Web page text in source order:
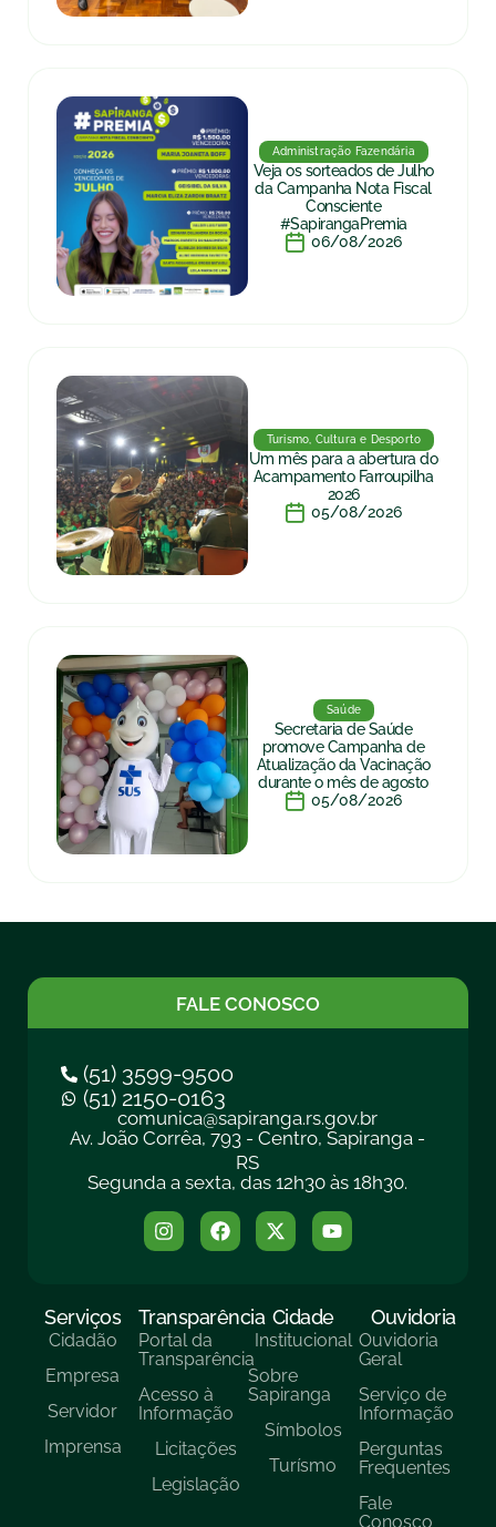
Administração Fazendária
Veja os sorteados de Julho
da Campanha Nota Fiscal
Consciente
#SapirangaPremia
06/08/2026
Turismo, Cultura e Desporto
Um mês para a abertura do
Acampamento Farroupilha
2026
05/08/2026
Saúde
Secretaria de Saúde
promove Campanha de
Atualização da Vacinação
durante o mês de agosto
05/08/2026
FALE CONOSCO
(51) 3599-9500
(51) 2150-0163
comunica@sapiranga.rs.gov.br
Av. João Corrêa, 793 - Centro, Sapiranga -
RS
Segunda a sexta, das 12h30 às 18h30.
Serviços
Cidadão
Empresa
Servidor
Imprensa
Transparência
Portal da
Transparência
Acesso à
Informação
Licitações
Legislação
Cidade
Institucional
Sobre
Sapiranga
Símbolos
Turísmo
Ouvidoria
Ouvidoria
Geral
Serviço de
Informação
Perguntas
Frequentes
Fale
Conosco